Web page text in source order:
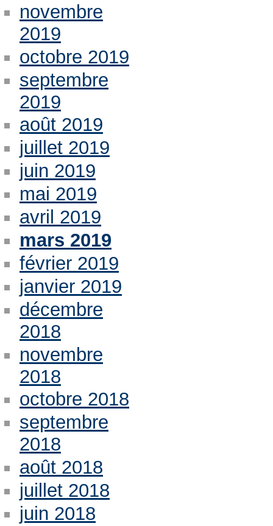
novembre
2019
octobre 2019
septembre
2019
août 2019
juillet 2019
juin 2019
mai 2019
avril 2019
mars 2019
février 2019
janvier 2019
décembre
2018
novembre
2018
octobre 2018
septembre
2018
août 2018
juillet 2018
juin 2018